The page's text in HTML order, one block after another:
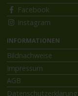
Facebook
Instagram
INFORMATIONEN
Bildnachweise
Impressum
AGB
Datenschutzerklärung